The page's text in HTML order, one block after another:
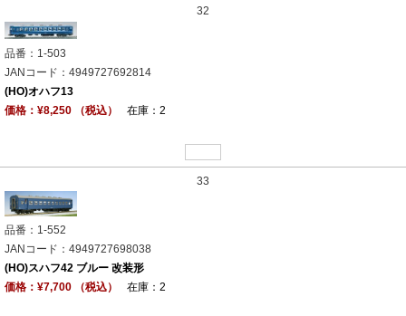
32
品番：1-503
JANコード：4949727692814
(HO)オハフ13
価格：¥8,250 （税込）
在庫：2
33
品番：1-552
JANコード：4949727698038
(HO)スハフ42 ブルー 改装形
価格：¥7,700 （税込）
在庫：2